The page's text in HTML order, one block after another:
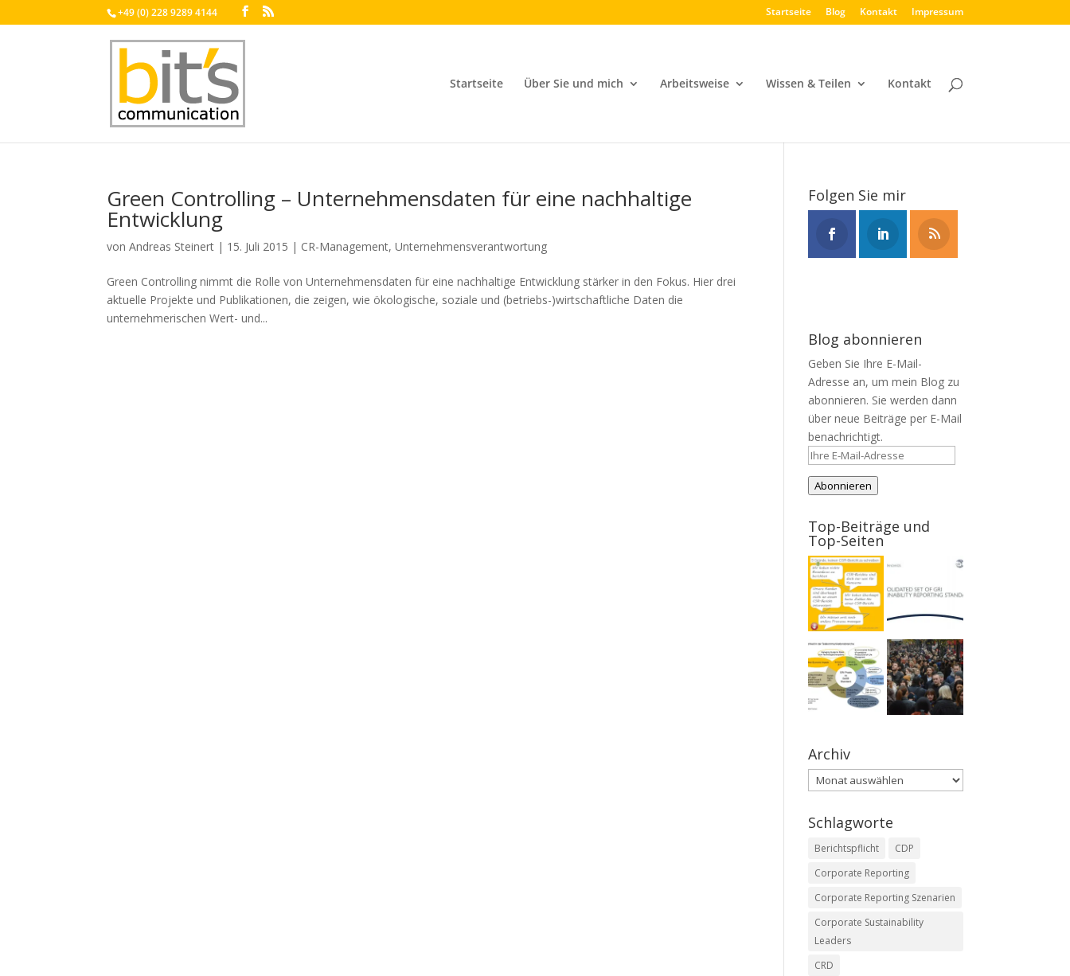
+49 (0) 228 9289 4144 Startseite Blog Kontakt Impressum
Startseite Über Sie und mich Arbeitsweise Wissen & Teilen Kontakt
Green Controlling – Unternehmensdaten für eine nachhaltige
Entwicklung
vonAndreas Steinert | 15. Juli 2015 | CR-Management,Unternehmensverantwortung
Green Controlling nimmt die Rolle von Unternehmensdaten für eine nachhaltige Entwicklung stärker in den Fokus. Hier drei
aktuelle Projekte und Publikationen, die zeigen, wie ökologische, soziale und (betriebs-)wirtschaftliche Daten die
unternehmerischen Wert- und...
Folgen Sie mir
Blog abonnieren
Geben Sie Ihre E-Mail-
Adresse an, um mein Blog zu
abonnieren. Sie werden dann
über neue Beiträge per E-Mail
benachrichtigt.
Ihre
E-
Mail-
Abonnieren
Top-Beiträge und
Top-Seiten
Archiv
Archiv
Schlagworte
Berichtspflicht
CDP
Corporate Reporting
Corporate Reporting Szenarien
Corporate Sustainability
Leaders
CRD